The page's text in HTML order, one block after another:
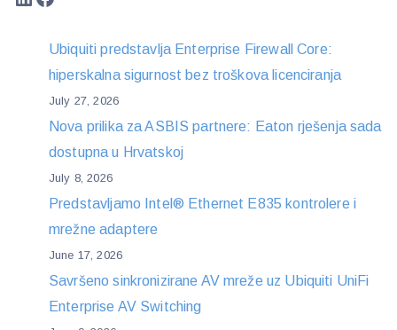
Ubiquiti predstavlja Enterprise Firewall Core:
hiperskalna sigurnost bez troškova licenciranja
July 27, 2026
Nova prilika za ASBIS partnere: Eaton rješenja sada
dostupna u Hrvatskoj
July 8, 2026
Predstavljamo Intel® Ethernet E835 kontrolere i
mrežne adaptere
June 17, 2026
Savršeno sinkronizirane AV mreže uz Ubiquiti UniFi
Enterprise AV Switching